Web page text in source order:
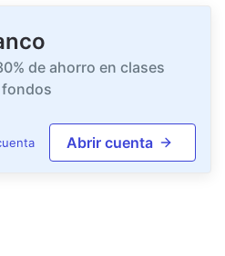
de ahorro en clases
fondos
Abrir cuenta